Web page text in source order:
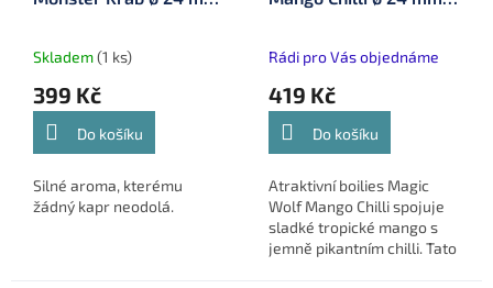
Skladem(1 ks)
399 Kč
Do košíku
Silné aroma, kterému
žádný kapr neodolá.
Rádi pro Vás objednáme
419 Kč
Do košíku
Atraktivní boilies Magic
Wolf Mango Chilli spojuje
sladké tropické mango s
jemně pikantním chilli. Tato